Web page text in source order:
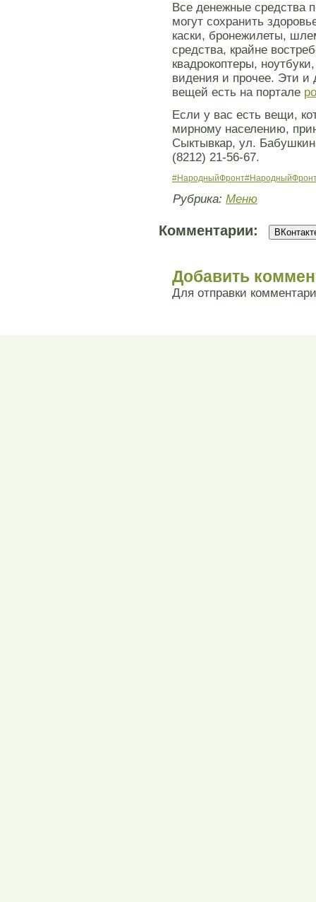
Все денежные средства
могут сохранить
каски, бронежилеты,
средства, крайне
квадрокоптеры,
видения и прочее. Эти и
вещей есть на портале
Если у вас есть вещи,
мирному населению,
Сыктывкар, ул.
(8212) 21-56-67.
#НародныйФронт
Рубрика: Меню
Комментарии:
Добавить
Для отправки